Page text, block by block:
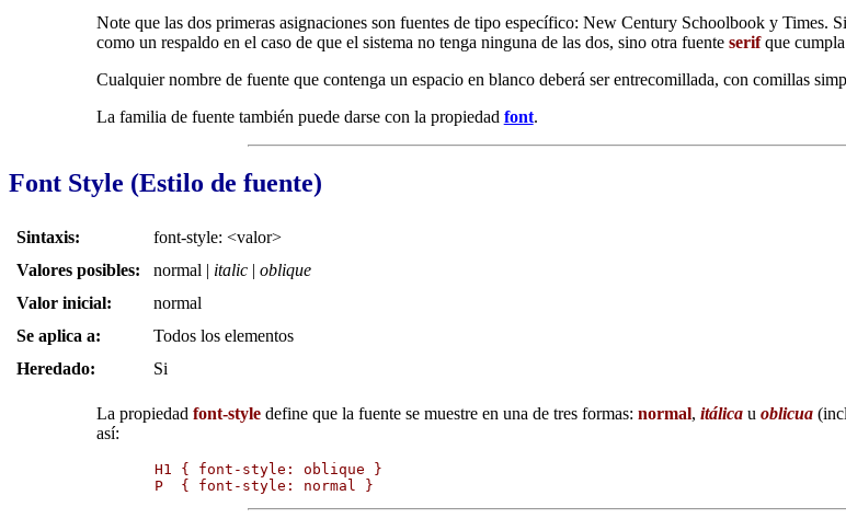
Note que las dos primeras asignaciones son fuentes de tipo específico: New Century Schoolbook y Times.
como un respaldo en el caso de que el sistema no tenga ninguna de las dos, sino otra fuente serifque
Cualquier nombre de fuente que contenga un espacio en blanco deberá ser entrecomillada, con comillas
La familia de fuente también puede darse con la propiedad font.
Font Style (Estilo de fuente)
Sintaxis:
font-style: <valor>
Valores posibles:
normal | italic | oblique
Valor inicial:
normal
Se aplica a:
Todos los elementos
Heredado:
Si
La propiedad font-styledefine que la fuente se muestre en una de tres formas: normal, itálicau oblicua
así:
H1 { font-style: oblique }
P  { font-style: normal }